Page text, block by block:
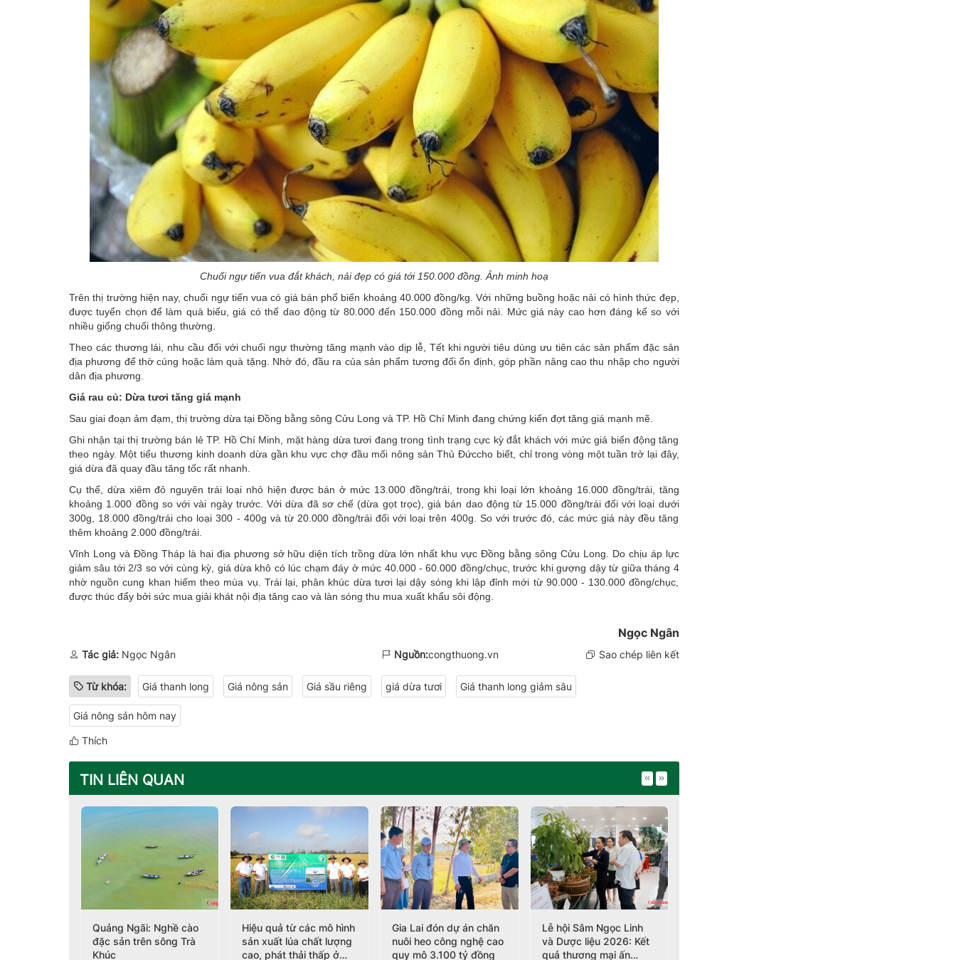
Chuối ngự tiến vua đắt khách, nải đẹp có giá tới 150.000 đồng. Ảnh minh hoạ
Trên thị trường hiện nay, chuối ngự tiến vua có giá bán phổ biến khoảng 40.000 đồng/kg. Với những buồng hoặc nải có hình thức đẹp,
được tuyển chọn để làm quà biếu, giá có thể dao động từ 80.000 đến 150.000 đồng mỗi nải. Mức giá này cao hơn đáng kể so với
nhiều giống chuối thông thường.
Theo các thương lái, nhu cầu đối với chuối ngự thường tăng mạnh vào dịp lễ, Tết khi người tiêu dùng ưu tiên các sản phẩm đặc sản
địa phương để thờ cúng hoặc làm quà tặng. Nhờ đó, đầu ra của sản phẩm tương đối ổn định, góp phần nâng cao thu nhập cho người
dân địa phương.
Giá rau củ: Dừa tươi tăng giá mạnh
Sau giai đoạn ảm đạm, thị trường dừa tại Đồng bằng sông Cửu Long và TP. Hồ Chí Minh đang chứng kiến đợt tăng giá mạnh mẽ.
Ghi nhận tại thị trường bán lẻ TP. Hồ Chí Minh, mặt hàng dừa tươi đang trong tình trạng cực kỳ đắt khách với mức giá biến động tăng
theo ngày. Một tiểu thương kinh doanh dừa gần khu vực chợ đầu mối nông sản Thủ Đứccho biết, chỉ trong vòng một tuần trở lại đây,
giá dừa đã quay đầu tăng tốc rất nhanh.
Cụ thể, dừa xiêm đỏ nguyên trái loại nhỏ hiện được bán ở mức 13.000 đồng/trái, trong khi loại lớn khoảng 16.000 đồng/trái, tăng
khoảng 1.000 đồng so với vài ngày trước. Với dừa đã sơ chế (dừa gọt trọc), giá bán dao động từ 15.000 đồng/trái đối với loại dưới
300g, 18.000 đồng/trái cho loại 300 - 400g và từ 20.000 đồng/trái đối với loại trên 400g. So với trước đó, các mức giá này đều tăng
thêm khoảng 2.000 đồng/trái.
Vĩnh Long và Đồng Tháp là hai địa phương sở hữu diện tích trồng dừa lớn nhất khu vực Đồng bằng sông Cửu Long. Do chịu áp lực
giảm sâu tới 2/3 so với cùng kỳ, giá dừa khô có lúc chạm đáy ở mức 40.000 - 60.000 đồng/chục, trước khi gượng dậy từ giữa tháng 4
nhờ nguồn cung khan hiếm theo mùa vụ. Trái lại, phân khúc dừa tươi lại dậy sóng khi lập đỉnh mới từ 90.000 - 130.000 đồng/chục,
được thúc đẩy bởi sức mua giải khát nội địa tăng cao và làn sóng thu mua xuất khẩu sôi động.
Ngọc Ngân
Tác giả: Ngọc Ngân Nguồn:congthuong.vn Sao chép liên kết
Từ khóa: Giá thanh long Giá nông sản Giá sầu riêng giá dừa tươi Giá thanh long giảm sâu
Giá nông sản hôm nay
Thích
TIN LIÊN QUAN
Quảng Ngãi: Nghề cào
đặc sản trên sông Trà
Khúc
Hiệu quả từ các mô hình
sản xuất lúa chất lượng
cao, phát thải thấp ở
Gia Lai đón dự án chăn
nuôi heo công nghệ cao
quy mô 3.100 tỷ đồng
Lễ hội Sâm Ngọc Linh
và Dược liệu 2026: Kết
quả thương mại ấn